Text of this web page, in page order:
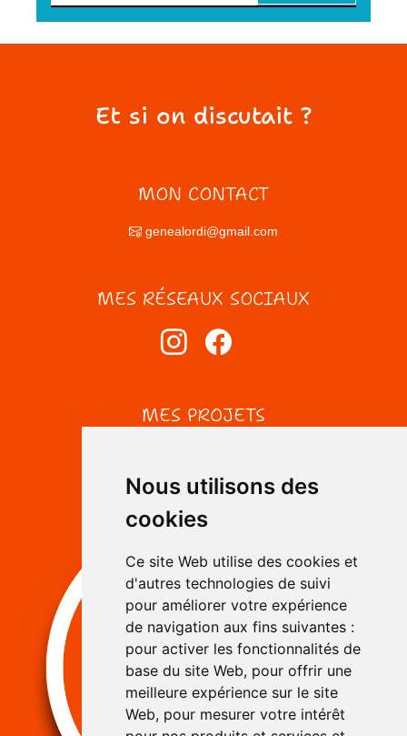
Nous utilisons des
cookies
Ce site Web utilise des cookies et
d'autres technologies de suivi
pour améliorer votre expérience
de navigation aux fins suivantes :
pour activer les fonctionnalités de
base du site Web, pour offrir une
meilleure expérience sur le site
Web, pour mesurer votre intérêt
Et si on discutait ?
MON CONTACT
genealordi@gmail.com
MES RÉSEAUX SOCIAUX
MES PROJETS